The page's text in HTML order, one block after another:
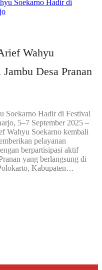
Wahyu
Desa Pranan
Soekarno Hadir di Festival
5–7 September 2025 –
Wahyu Soekarno kembali
pelayanan
berpartisipasi aktif
yang berlangsung di
Kabupaten…